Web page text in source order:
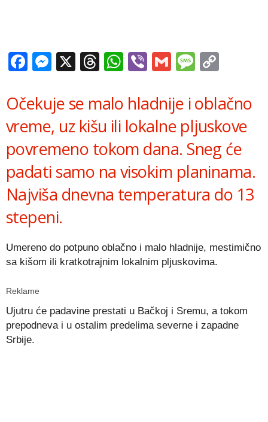
Facebook
Messenger
X Threads
WhatsApp
ViberGmail
Očekuje se malo hladnije i oblačno
vreme, uz kišu ili lokalne pljuskove
povremeno tokom dana. Sneg će
padati samo na visokim planinama.
Najviša dnevna temperatura do 13
stepeni.
Umereno do potpuno oblačno i malo hladnije, mestimično
sa kišom ili kratkotrajnim lokalnim pljuskovima.
Reklame
Ujutru će padavine prestati u Bačkoj i Sremu, a tokom
prepodneva i u ostalim predelima severne i zapadne
Srbije.